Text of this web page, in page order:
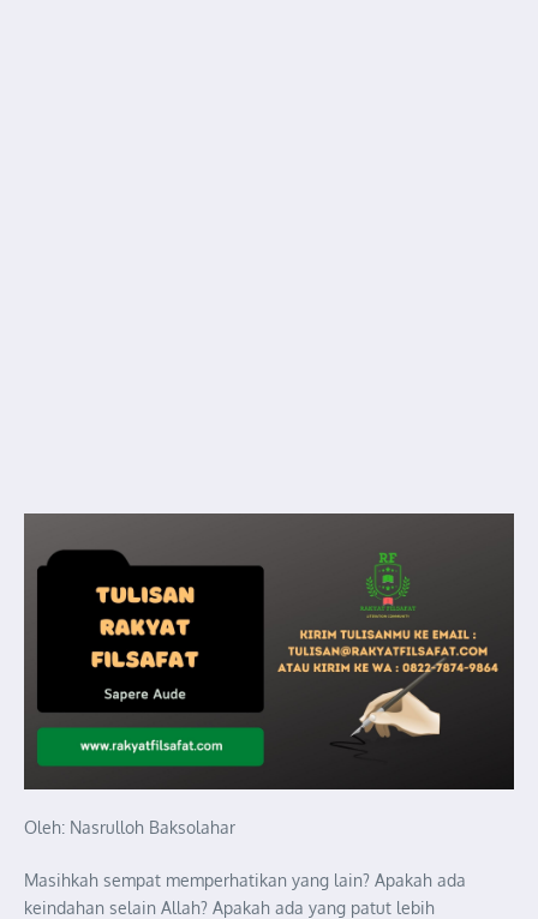
Oleh: Nasrulloh Baksolahar
Masihkah sempat memperhatikan yang lain? Apakah ada
keindahan selain Allah? Apakah ada yang patut lebih